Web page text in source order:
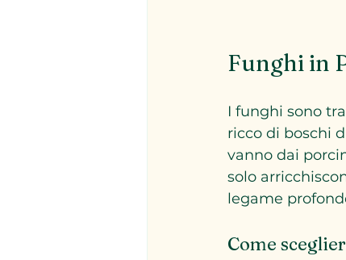
Funghi in
I funghi sono
ricco di boschi
vanno dai
solo
legame
Come